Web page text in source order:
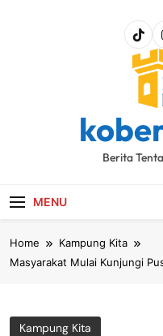
Berita
MENU
Home
Kampung Kita
Masyarakat Mulai Kunjungi
Kampung Kita